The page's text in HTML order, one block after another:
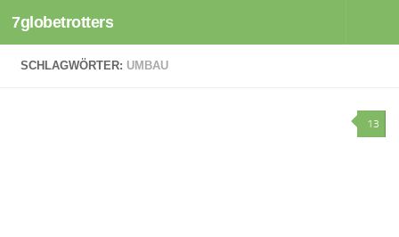
Zum Inhalt springen
7globetrotters
SCHLAGWÖRTER: UMBAU
13